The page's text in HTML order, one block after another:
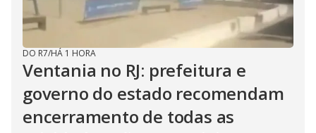
DO R7/HÁ 1 HORA
Ventania no RJ: prefeitura e
governo do estado recomendam
encerramento de todas as